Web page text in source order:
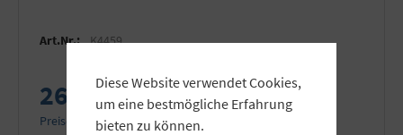
Art.Nr.: K4459
26,50 €
Preise inkl. MwSt. zzgl. Versandkosten
Diese Website verwendet Cookies,
um eine bestmögliche Erfahrung
bieten zu können.